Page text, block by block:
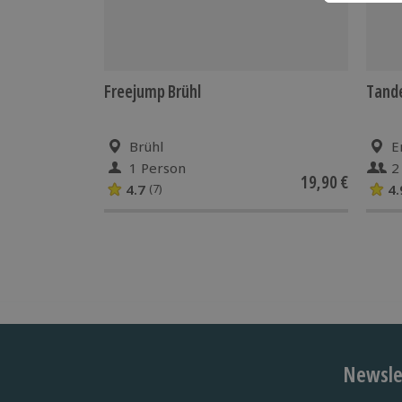
Freejump Brühl
Brühl
1 Person
4.7 (7) 19,90 €